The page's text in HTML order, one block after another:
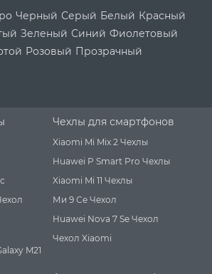
Черный Серый Белый Красный
Зеленый Синий Фиолетовый
Розовый Прозрачный
M21
Чехлы для смартфонов
Xiaomi Mi Mix 2 Чехлы
Huawei P Smart Pro Чехлы
Xiaomi Mi 11 Чехлы
Ми 9 Се Чехол
Huawei Nova 7 Se Чехол
Чехол Xiaomi